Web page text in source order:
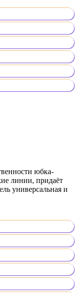
юбка-
линии, придаёт
универсальная и